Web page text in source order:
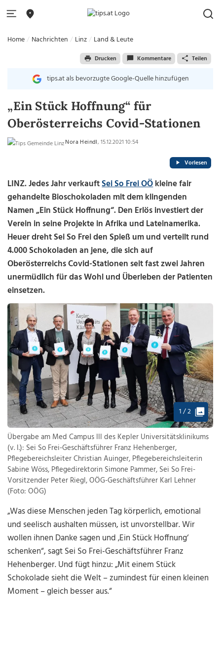
Home Nachrichten Linz Land & Leute
Drucken Kommentare Teilen
tips.at als bevorzugte Google-Quelle hinzufügen
„Ein Stück Hoffnung“ für
Oberösterreichs Covid-Stationen
Nora Heindl, 15.12.2021 10:54
Vorlesen
LINZ. Jedes Jahr verkauftSei So Frei OÖkleine fair
gehandelte Bioschokoladen mit dem klingenden
Namen „Ein Stück Hoffnung“. Den Erlös investiert der
Verein in seine Projekte in Afrika und Lateinamerika.
Heuer dreht Sei So Frei den Spieß um und verteilt rund
4.000 Schokoladen an jene, die sich auf
Oberösterreichs Covid-Stationen seit fast zwei Jahren
unermüdlich für das Wohl und Überleben der Patienten
einsetzen.
1 / 2
Übergabe am Med Campus III des Kepler Universitätsklinikums
(v. l.): Sei So Frei-Geschäftsführer Franz Hehenberger,
Pflegebereichsleiter Christian Auinger, Pflegebereichsleiterin
Sabine Wöss, Pflegedirektorin Simone Pammer, Sei So Frei-
Vorsitzender Peter Riegl, OÖG-Geschäftsführer Karl Lehner
(Foto: OÖG)
„Was diese Menschen jeden Tag körperlich, emotional
und seelisch aushalten müssen, ist unvorstellbar. Wir
wollen ihnen Danke sagen und ‚Ein Stück Hoffnung‘
schenken“, sagt Sei So Frei-Geschäftsführer Franz
Hehenberger. Und fügt hinzu: „Mit einem Stück
Schokolade sieht die Welt – zumindest für einen kleinen
Moment – gleich besser aus.“